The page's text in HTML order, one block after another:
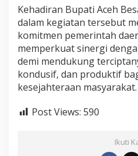
Kehadiran Bupati Aceh
dalam kegiatan tersebut
komitmen pemerintah
memperkuat sinergi
demi mendukung
kondusif, dan produktif
kesejahteraan
Post Views: 590
Ikuti